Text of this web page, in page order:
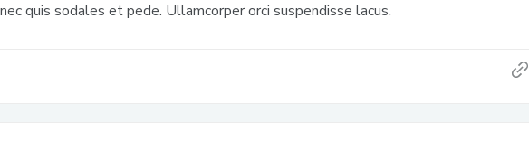
quis sodales et pede. Ullamcorper orci suspendisse lacus.